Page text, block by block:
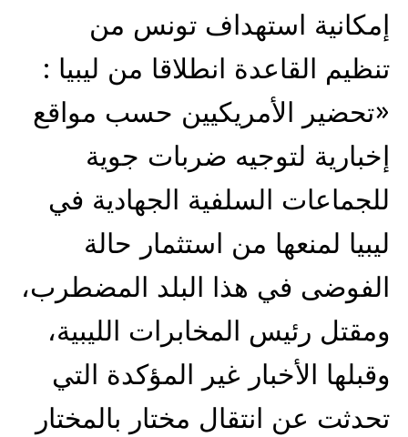
إمكانية استهداف تونس من
تنظيم القاعدة انطلاقا من ليبيا :
«تحضير الأمريكيين حسب مواقع
إخبارية لتوجيه ضربات جوية
للجماعات السلفية الجهادية في
ليبيا لمنعها من استثمار حالة
الفوضى في هذا البلد المضطرب،
ومقتل رئيس المخابرات الليبية،
وقبلها الأخبار غير المؤكدة التي
تحدثت عن انتقال مختار بالمختار